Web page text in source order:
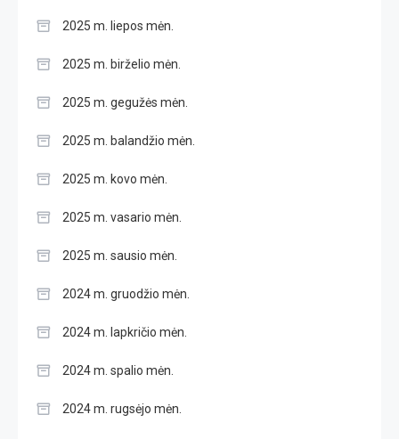
2025 m. liepos mėn.
2025 m. birželio mėn.
2025 m. gegužės mėn.
2025 m. balandžio mėn.
2025 m. kovo mėn.
2025 m. vasario mėn.
2025 m. sausio mėn.
2024 m. gruodžio mėn.
2024 m. lapkričio mėn.
2024 m. spalio mėn.
2024 m. rugsėjo mėn.